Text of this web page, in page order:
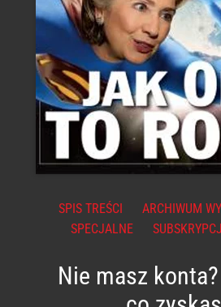
SPIS TREŚCI ARCHIWUM
SPECJALNE
Nie masz